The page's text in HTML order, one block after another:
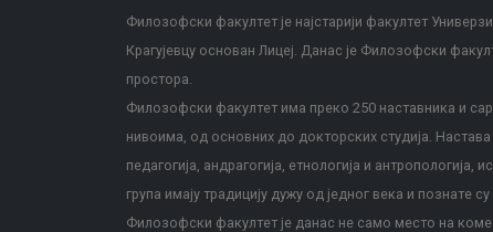
Филозофски факултет је најстарији факултет
Крагујевцу основан Лицеј. Данас је Филозофски
простора.
Филозофски факултет има преко 250 наставника и
нивоима, од основних до докторских студија. Настава
педагогија, андрагогија, етнологија и антропологија,
група имају традицију дужу од једног века и познате
Филозофски факултет је данас не само место на